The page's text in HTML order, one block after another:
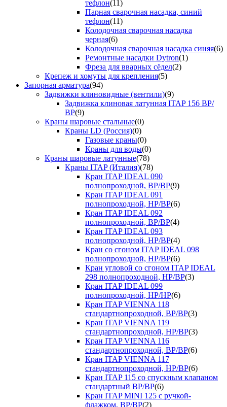
тефлон(11)
Парная сварочная насадка, синий
тефлон(11)
Колодочная сварочная насадка
черная(6)
Колодочная сварочная насадка синяя(6)
Ремонтные насадки Dytron(1)
Фреза для вварных сёдел(2)
Крепеж и хомуты для крепления(5)
Запорная арматура(94)
Задвижки клиновидные (вентили)(9)
Задвижка клиновая латунная ITAP 156 ВР/
ВР(9)
Краны шаровые стальные(0)
Краны LD (Россия)(0)
Газовые краны(0)
Краны для воды(0)
Краны шаровые латунные(78)
Краны ITAP (Италия)(78)
Кран ITAP IDEAL 090
полнопроходной, ВР/ВР(9)
Кран ITAP IDEAL 091
полнопроходной, НР/ВР(6)
Кран ITAP IDEAL 092
полнопроходной, ВР/ВР(4)
Кран ITAP IDEAL 093
полнопроходной, НР/ВР(4)
Кран со сгоном ITAP IDEAL 098
полнопроходной, НР/ВР(6)
Кран угловой со сгоном ITAP IDEAL
298 полнопроходной, НР/ВР(3)
Кран ITAP IDEAL 099
полнопроходной, НР/НР(6)
Кран ITAP VIENNA 118
стандартнопроходной, ВР/ВР(3)
Кран ITAP VIENNA 119
стандартнопроходной, НР/ВР(3)
Кран ITAP VIENNA 116
стандартнопроходной, ВР/ВР(6)
Кран ITAP VIENNA 117
стандартнопроходной, НР/ВР(6)
Кран ITAP 115 со спускным клапаном
стандартный ВР/ВР(6)
Кран ITAP MINI 125 с ручкой-
флажком, ВР/ВР(2)